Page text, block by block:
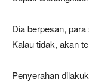
Dia berpesan,
Kalau tidak, akan
Penyerahan